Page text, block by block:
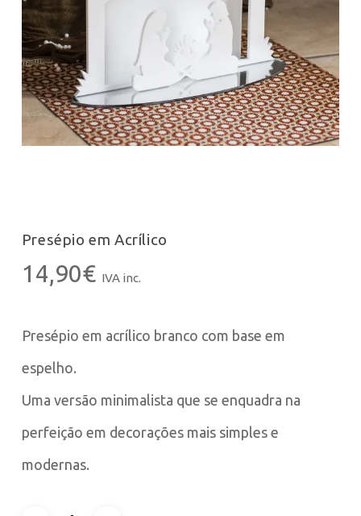
Presépio em Acrílico
14,90€ IVA inc.
Presépio em acrílico branco com base em
espelho.
Uma versão minimalista que se enquadra na
perfeição em decorações mais simples e
modernas.